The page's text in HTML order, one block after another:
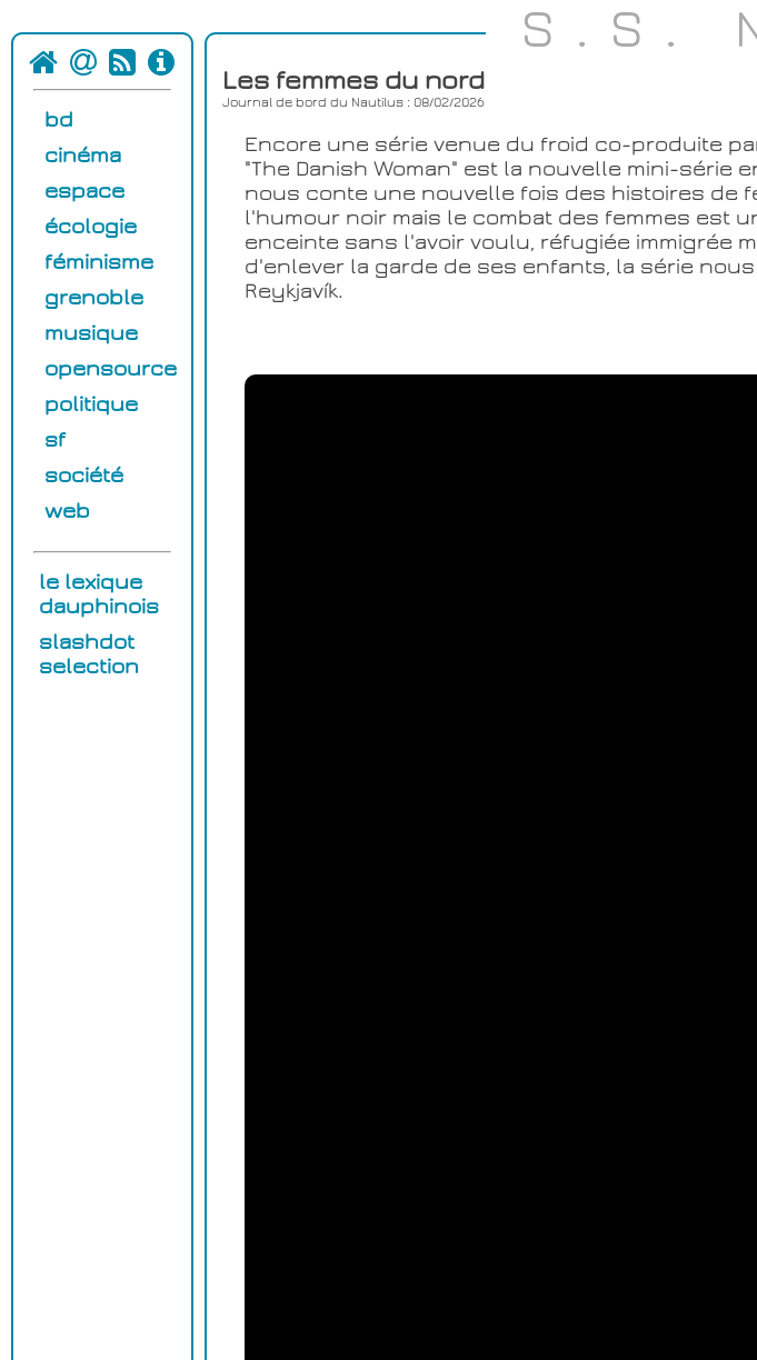
S.S.
bd
cinéma
espace
écologie
féminisme
grenoble
musique
opensource
politique
sf
société
web
le lexique
dauphinois
slashdot
selection
Les femmes du nord
Journal de bord du Nautilus : 08/02/2026
Encore une série venue du froid co-produite
"The Danish Woman" est la nouvelle mini-série
nous conte une nouvelle fois des histoires de
l'humour noir mais le combat des femmes est
enceinte sans l'avoir voulu, réfugiée immigrée
d'enlever la garde de ses enfants, la série
Reykjavík.